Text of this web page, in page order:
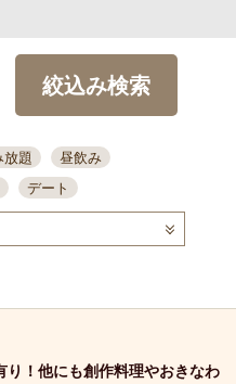
絞込み検索
放題
昼飲み
デート
泡盛
喫煙可
30名
カウンター
飲み会
掘りごたつ
！他にも創作料理やおきなわ